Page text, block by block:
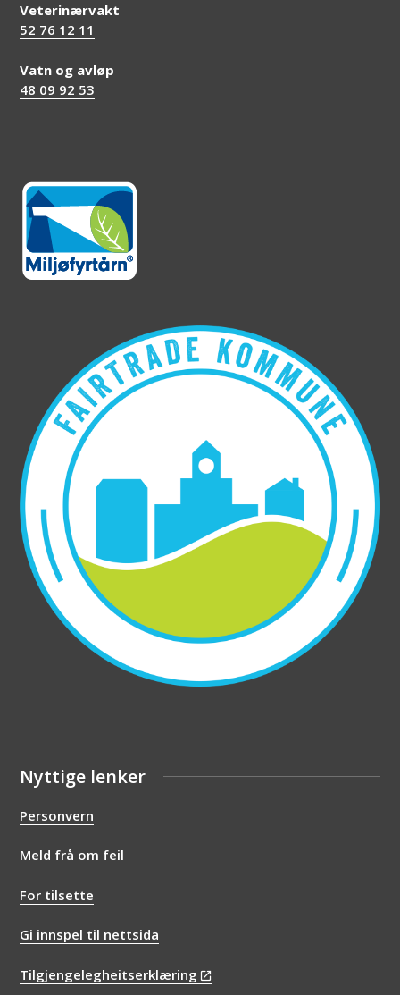
Veterinærvakt
52 76 12 11
Vatn og avløp
48 09 92 53
Nyttige lenker
Personvern
Meld frå om feil
For tilsette
Gi innspel til nettsida
Tilgjengelegheitserklæring